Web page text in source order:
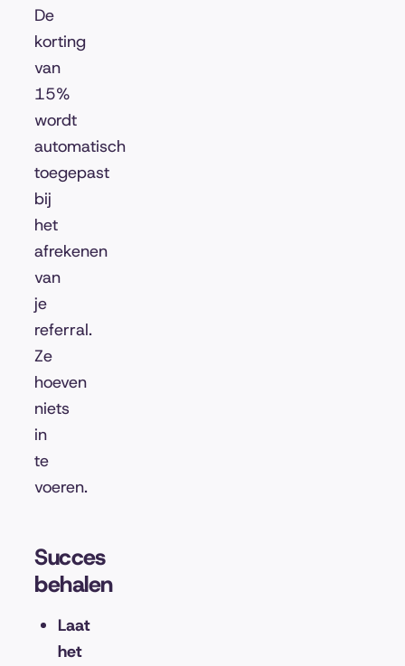
De
korting
van
15%
wordt
automatisch
toegepast
bij
het
afrekenen
van
je
referral.
Ze
hoeven
niets
in
te
voeren.
Succes
behalen
Laat
het